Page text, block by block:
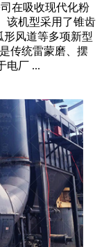
在吸收现代化粉
该机型采用了锥齿
风道等多项新型
传统雷蒙磨、摆
电厂 ...